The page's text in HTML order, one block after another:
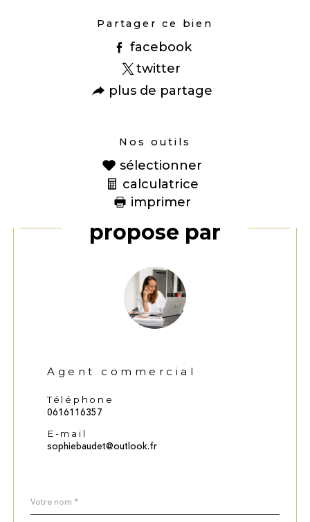
Partager ce bien
facebook
twitter
plus de partage
Nos outils
sélectionner
calculatrice
imprimer
Ce bien vous est
proposé par
Agent commercial
Téléphone
0616116357
E-mail
sophiebaudet@outlook.fr
par
*